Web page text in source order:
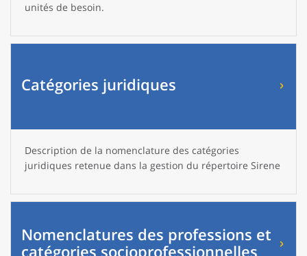
unités de besoin.
Catégories juridiques
Description de la nomenclature des catégories
juridiques retenue dans la gestion du répertoire Sirene
Nomenclatures des professions et
catégories socioprofessionnelles